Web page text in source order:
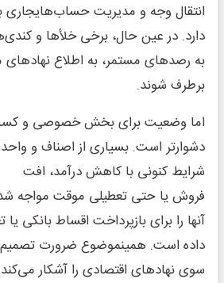
انتقال وجه و مدیریت حساب‌هایجاری
دارد. در عین حال، برخی خلأها و
به رصدهای مستمر، به اطلاع نهادهای
برطرف شوند.
اما وضعیت برای بخش خصوصی و
دشوارتر است. بسیاری از اصناف و
شرایط کنونی با کاهش درآمد، افت
فروش یا حتی تعطیلی موقت مواجه
آنها را برای بازپرداخت اقساط بانکی
داده است. همینموضوع ضرورت
سوی نهادهای اقتصادی را آشکار